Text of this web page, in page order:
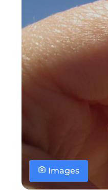
Images